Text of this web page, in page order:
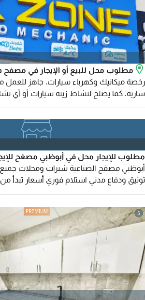
رخصة ميكانيك وكهرباء سيارات. جاهز للعمل
سارية. كما يصلح لنشاط زينه سيارات أو أي
مطلوب للإيجار محل في أبوظبي مصغح
أبوظبي مصفح الصناعية شبرات ومحلات جميع
5